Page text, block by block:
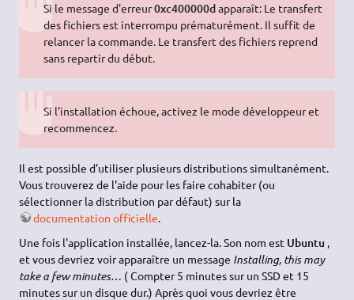
Si le message d'erreur0xc400000dapparaît: Le transfert
des fichiers est interrompu prématurément. Il suffit de
relancer la commande. Le transfert des fichiers reprend
sans repartir du début.
Si l'installation échoue, activez le mode développeur et
recommencez.
Il est possible d'utiliser plusieurs distributions simultanément.
Vous trouverez de l'aide pour les faire cohabiter (ou
sélectionner la distribution par défaut) sur la
documentation officielle.
Une fois l'application installée, lancez-la. Son nom est Ubuntu ,
et vous devriez voir apparaître un message Installing, this may
take a few minutes… ( Compter 5 minutes sur un SSD et 15
minutes sur un disque dur.) Après quoi vous devriez être